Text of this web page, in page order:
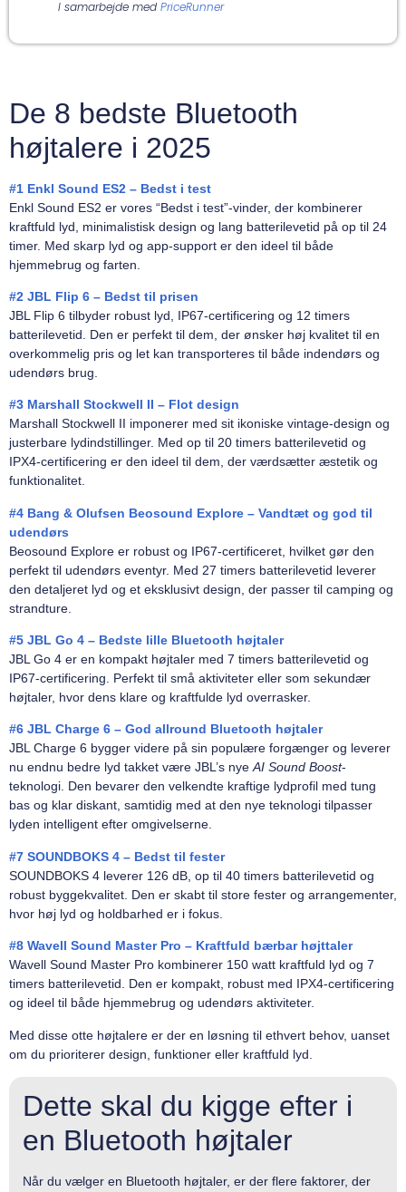
I samarbejde med PriceRunner
De 8 bedste Bluetooth
højtalere i 2025
#1 Enkl Sound ES2 – Bedst i test
Enkl Sound ES2 er vores “Bedst i test”-vinder, der kombinerer
kraftfuld lyd, minimalistisk design og lang batterilevetid på op til 24
timer. Med skarp lyd og app-support er den ideel til både
hjemmebrug og farten.
#2 JBL Flip 6 – Bedst til prisen
JBL Flip 6 tilbyder robust lyd, IP67-certificering og 12 timers
batterilevetid. Den er perfekt til dem, der ønsker høj kvalitet til en
overkommelig pris og let kan transporteres til både indendørs og
udendørs brug.
#3 Marshall Stockwell II – Flot design
Marshall Stockwell II imponerer med sit ikoniske vintage-design og
justerbare lydindstillinger. Med op til 20 timers batterilevetid og
IPX4-certificering er den ideel til dem, der værdsætter æstetik og
funktionalitet.
#4 Bang & Olufsen Beosound Explore – Vandtæt og god til
udendørs
Beosound Explore er robust og IP67-certificeret, hvilket gør den
perfekt til udendørs eventyr. Med 27 timers batterilevetid leverer
den detaljeret lyd og et eksklusivt design, der passer til camping og
strandture.
#5 JBL Go 4 – Bedste lille Bluetooth højtaler
JBL Go 4 er en kompakt højtaler med 7 timers batterilevetid og
IP67-certificering. Perfekt til små aktiviteter eller som sekundær
højtaler, hvor dens klare og kraftfulde lyd overrasker.
#6 JBL Charge 6 – God allround Bluetooth højtaler
JBL Charge 6 bygger videre på sin populære forgænger og leverer
nu endnu bedre lyd takket være JBL’s nyeAI Sound Boost-
teknologi. Den bevarer den velkendte kraftige lydprofil med tung
bas og klar diskant, samtidig med at den nye teknologi tilpasser
lyden intelligent efter omgivelserne.
#7 SOUNDBOKS 4 – Bedst til fester
SOUNDBOKS 4 leverer 126 dB, op til 40 timers batterilevetid og
robust byggekvalitet. Den er skabt til store fester og arrangementer,
hvor høj lyd og holdbarhed er i fokus.
#8 Wavell Sound Master Pro – Kraftfuld bærbar højttaler
Wavell Sound Master Pro kombinerer 150 watt kraftfuld lyd og 7
timers batterilevetid. Den er kompakt, robust med IPX4-certificering
og ideel til både hjemmebrug og udendørs aktiviteter.
Med disse otte højtalere er der en løsning til ethvert behov, uanset
om du prioriterer design, funktioner eller kraftfuld lyd.
Dette skal du kigge efter i
en Bluetooth højtaler
Når du vælger en Bluetooth højtaler, er der flere faktorer, der